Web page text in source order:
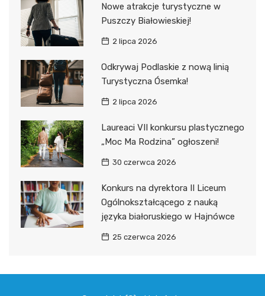
Nowe atrakcje turystyczne w
Puszczy Białowieskiej!
2 lipca 2026
Odkrywaj Podlaskie z nową linią
Turystyczna Ósemka!
2 lipca 2026
Laureaci VII konkursu plastycznego
„Moc Ma Rodzina” ogłoszeni!
30 czerwca 2026
Konkurs na dyrektora II Liceum
Ogólnokształcącego z nauką
języka białoruskiego w Hajnówce
25 czerwca 2026